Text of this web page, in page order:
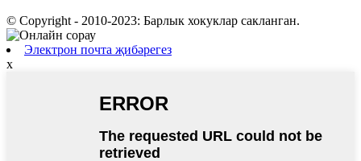
© Copyright - 2010-2023: Барлык хокуклар сакланган.
Электрон почта җибәрегез
x